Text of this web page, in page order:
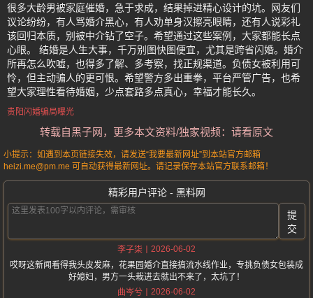
很多大龄男被家庭催婚，急于求成，结果掉进精心设计的坑。网友们
议论纷纷，有人骂婚介黑心，有人劝单身汉擦亮眼睛，还有人说彩礼
该回归本质，别被中介钻了空子。希望通过这些案例，大家都能长点
心眼。 结婚是人生大事，千万别图快图便宜，尤其是跨省闪婚。婚介
所再怎么吹嘘，也得多了解、多考察，找正规渠道。负债女被利用可
怜，但主动骗人的更可恨。希望警方多出重拳，平台严管广告，也希
望大家理性看待婚姻，少点套路多点真心，幸福才能长久。
贵阳闪婚骗局曝光
转载自黑子网，更多本文资料/独家视频：请看原文
小提示：如遇到本页链接失效，请发送“我要最新网址”到本站官方邮箱
heizi.me@pm.me 可自动获得最新网址。请记录保存本站官方联系邮箱！
精彩用户评论 - 黑料网
提
交
李子柒
2026-06-02
哎呀这新闻看得我头皮发麻，花果园婚介直接搞流水线作业，专挑负债女包装成
好媳妇，男方一头栽进去就出不来了，太坑了！
曲岑兮
2026-06-02